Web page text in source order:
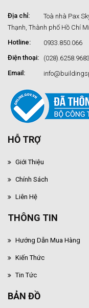
Địa chỉ:
Toà nhà Pax
Thạnh, Thành phố Hồ Chí
Hotline:
0933.850.066
Điện thoại:
(028).6258.9683
Email:
HỖ TRỢ
Giới Thiệu
Chính Sách
Liên Hệ
THÔNG TIN
Hướng Dẫn Mua Hàng
Kiến Thức
Tin Tức
BẢN ĐỒ